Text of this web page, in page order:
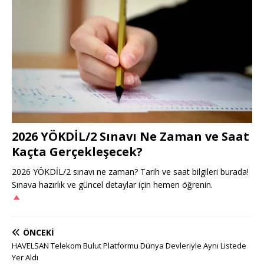
2026 YÖKDİL/2 Sınavı Ne Zaman ve Saat
Kaçta Gerçekleşecek?
2026 YÖKDİL/2 sınavı ne zaman? Tarih ve saat bilgileri burada!
Sınava hazırlık ve güncel detaylar için hemen öğrenin.
ÖNCEKI
HAVELSAN Telekom Bulut Platformu Dünya Devleriyle Aynı Listede
Yer Aldı